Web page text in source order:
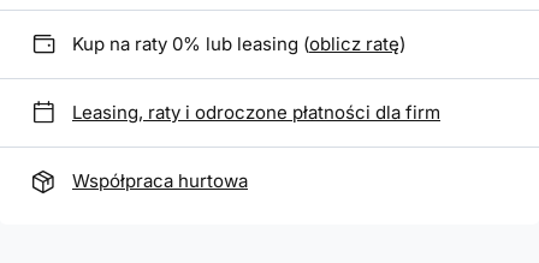
Kup na raty 0% lub leasing (oblicz ratę)
Leasing, raty i odroczone płatności dla firm
Współpraca hurtowa